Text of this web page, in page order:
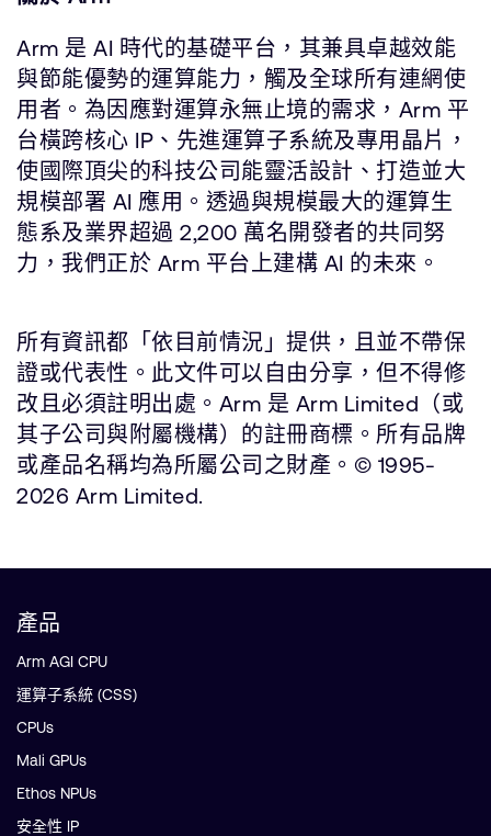
Arm 是 AI 時代的基礎平台，其兼具卓越效能
與節能優勢的運算能力，觸及全球所有連網使
用者。為因應對運算永無止境的需求，Arm 平
台橫跨核心 IP、先進運算子系統及專用晶片，
使國際頂尖的科技公司能靈活設計、打造並大
規模部署 AI 應用。透過與規模最大的運算生
態系及業界超過 2,200 萬名開發者的共同努
力，我們正於 Arm 平台上建構 AI 的未來。
所有資訊都「依目前情況」提供，且並不帶保
證或代表性。此文件可以自由分享，但不得修
改且必須註明出處。Arm 是 Arm Limited（或
其子公司與附屬機構）的註冊商標。所有品牌
或產品名稱均為所屬公司之財產。© 1995-
2026 Arm Limited.
產品
Arm AGI CPU
運算子系統 (CSS)
CPUs
Mali GPUs
Ethos NPUs
安全性 IP